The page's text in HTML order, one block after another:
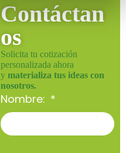
Contáctan
os
Solicita tu cotización
personalizada ahora
y materializa tus ideas con
nosotros.
Nombre: